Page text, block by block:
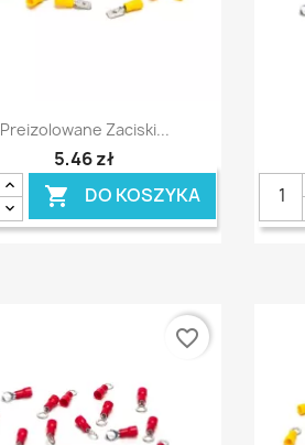
Szybki podgląd
Preizolowane Zaciski...
5,46 zł
 DO KOSZYKA
favorite_border